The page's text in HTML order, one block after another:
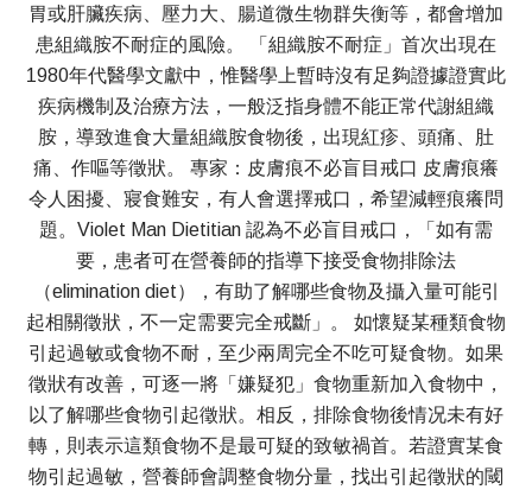
胃或肝臟疾病、壓力大、腸道微生物群失衡等，都會增加
患組織胺不耐症的風險。 「組織胺不耐症」首次出現在
1980年代醫學文獻中，惟醫學上暫時沒有足夠證據證實此
疾病機制及治療方法，一般泛指身體不能正常代謝組織
胺，導致進食大量組織胺食物後，出現紅疹、頭痛、肚
痛、作嘔等徵狀。 專家：皮膚痕不必盲目戒口 皮膚痕癢
令人困擾、寢食難安，有人會選擇戒口，希望減輕痕癢問
題。Violet Man Dietitian 認為不必盲目戒口，「如有需
要，患者可在營養師的指導下接受食物排除法
（elimination diet），有助了解哪些食物及攝入量可能引
起相關徵狀，不一定需要完全戒斷」。 如懷疑某種類食物
引起過敏或食物不耐，至少兩周完全不吃可疑食物。如果
徵狀有改善，可逐一將「嫌疑犯」食物重新加入食物中，
以了解哪些食物引起徵狀。相反，排除食物後情况未有好
轉，則表示這類食物不是最可疑的致敏禍首。若證實某食
物引起過敏，營養師會調整食物分量，找出引起徵狀的閾